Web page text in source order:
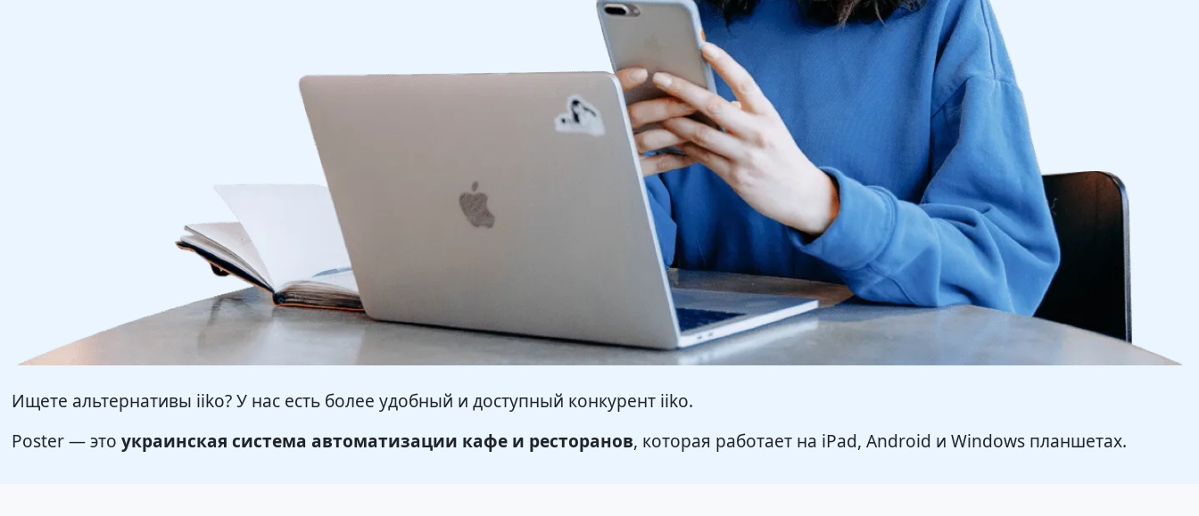
Ищете альтернативы iiko? У нас есть более удобный и доступный конкурент iiko.
Poster — это украинская система автоматизации кафе и ресторанов, которая работает на iPad, Android и Windows планшетах.